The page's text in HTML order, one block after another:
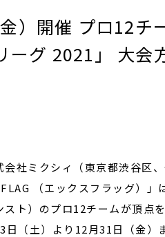
）開催 プロ12チ
ーグ 2021」 大
会社ミクシィ（東京都渋谷区
（エックスフラッグ）
スト）のプロ12チームが頂点
日（土）より12月31日（金）